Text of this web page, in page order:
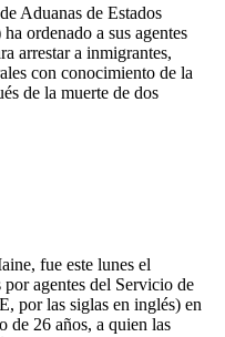
Aduanas de Estados
ordenado a sus agentes
arrestar a inmigrantes,
con conocimiento de la
de la muerte de dos
fue este lunes el
por agentes del Servicio de
por las siglas en inglés) en
de 26 años, a quien las